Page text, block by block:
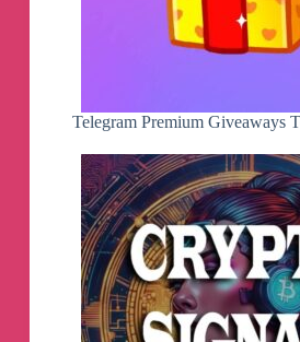
Telegram Premium Giveaways